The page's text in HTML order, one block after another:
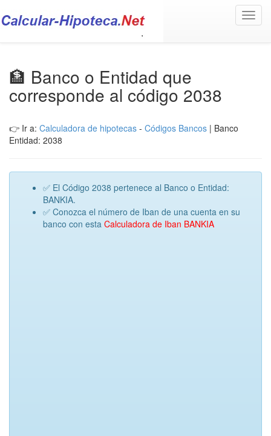
🏦 Banco o Entidad que
corresponde al código 2038
👉 Ir a: Calculadora de hipotecas - Códigos Bancos | Banco
Entidad: 2038
✅ El Código 2038 pertenece al Banco o Entidad:
BANKIA.
✅ Conozca el número de Iban de una cuenta en su
banco con esta Calculadora de Iban BANKIA